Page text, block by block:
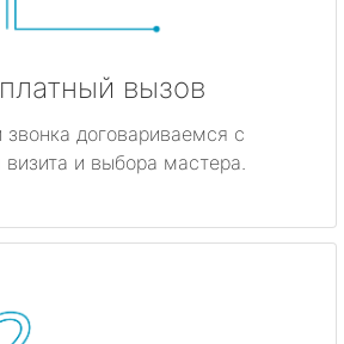
вызов
звонка договариваемся с
и выбора мастера.